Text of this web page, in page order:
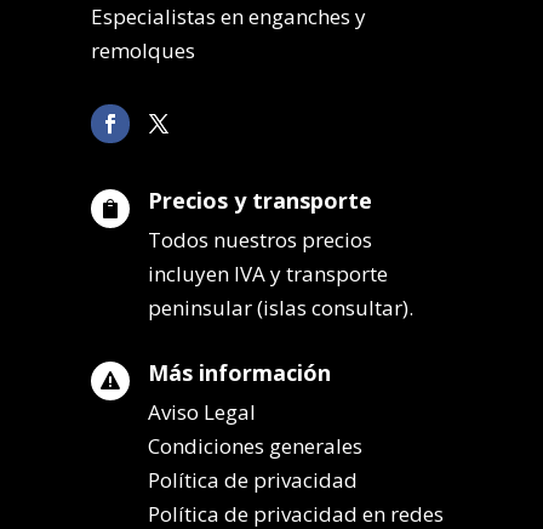
Especialistas en enganches y
remolques
 Precios y transporte
Todos nuestros precios
incluyen IVA y transporte
peninsular (islas consultar).
 Más información
Aviso Legal
Condiciones generales
Política de privacidad
Política de privacidad en redes